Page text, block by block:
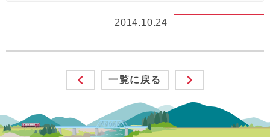
2014.10.24
一覧に戻る